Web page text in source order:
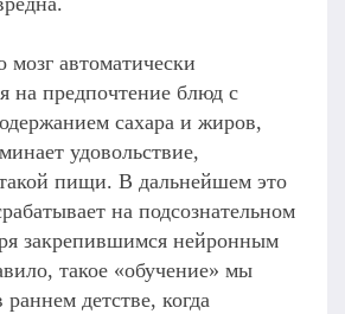
мозг автоматически
на предпочтение блюд с
сахара и жиров,
удовольствие,
пищи. В дальнейшем это
на подсознательном
закрепившимся нейронным
такое «обучение» мы
детстве, когда